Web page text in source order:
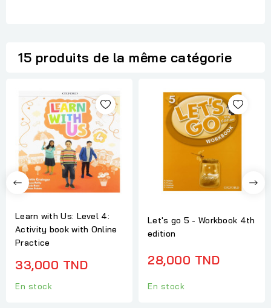
15 produits de la même catégorie
Learn with Us: Level 4:
Activity book with Online
Practice
33,000 TND
En stock
Let's go 5 - Workbook 4th
edition
28,000 TND
En stock